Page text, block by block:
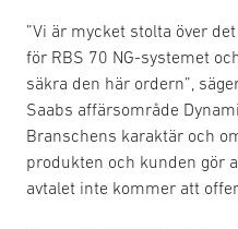
”Vi är mycket stolta över
för RBS 70 NG-systemet
säkra den här ordern”,
Saabs affärsområde
Branschens karaktär och
produkten och kunden gör
avtalet inte kommer att